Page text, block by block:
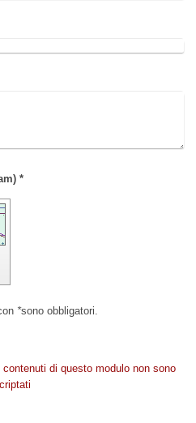
Captcha (codice protezione spam) *
*sono obbligatori.
di questo modulo non sono
criptati